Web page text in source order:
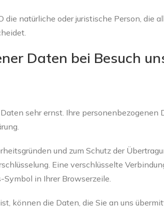
natürliche oder juristische Person, die
Daten bei Besuch
sehr ernst. Ihre
und zum Schutz der
Eine verschlüsselte
in Ihrer Browserzeile.
können die Daten, die Sie an uns